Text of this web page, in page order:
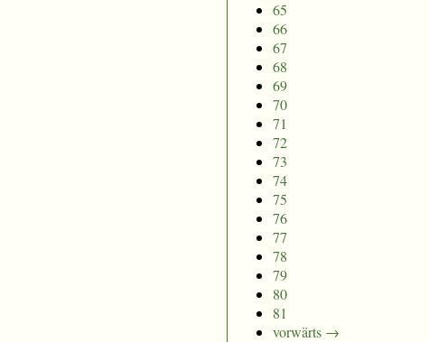
65
66
67
68
69
70
71
72
73
74
75
76
77
78
79
80
81
vorwärts →